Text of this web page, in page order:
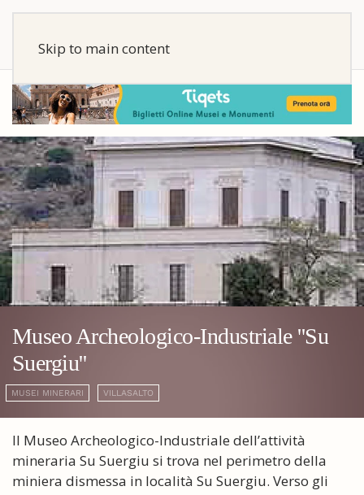
Skip to main content
Museo Archeologico-Industriale ''Su
Suergiu''
MUSEI MINERARI VILLASALTO
Il Museo Archeologico-Industriale dell’attività
mineraria Su Suergiu si trova nel perimetro della
miniera dismessa in località Su Suergiu. Verso gli